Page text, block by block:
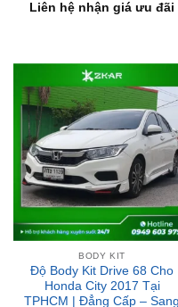
BODY KIT
Độ Body Kit Drive 68 Cho
Honda City 2017 Tại
TPHCM | Đẳng Cấp – Sang
Trọng
Liên hệ nhận giá ưu đãi